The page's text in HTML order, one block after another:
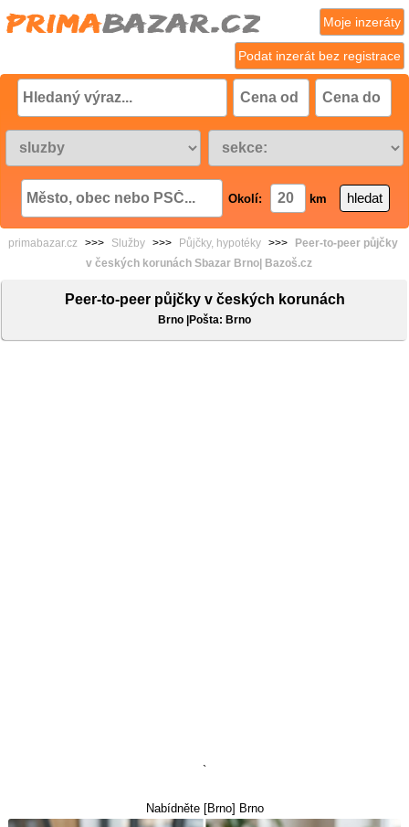
Podat inzerát bez registrace
Moje inzeráty
Okolí: km
primabazar.cz >>> Služby >>> Půjčky, hypotéky >>>
Peer-to-peer půjčky
v českých korunách Sbazar Brno| Bazoš.cz
Peer-to-peer půjčky v českých korunách
Brno |Pošta: Brno
`
Nabídněte [Brno] Brno